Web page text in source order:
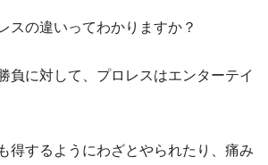
スの違いってわかりますか？
負に対して、プロレスはエンターテイ
得するようにわざとやられたり、痛み